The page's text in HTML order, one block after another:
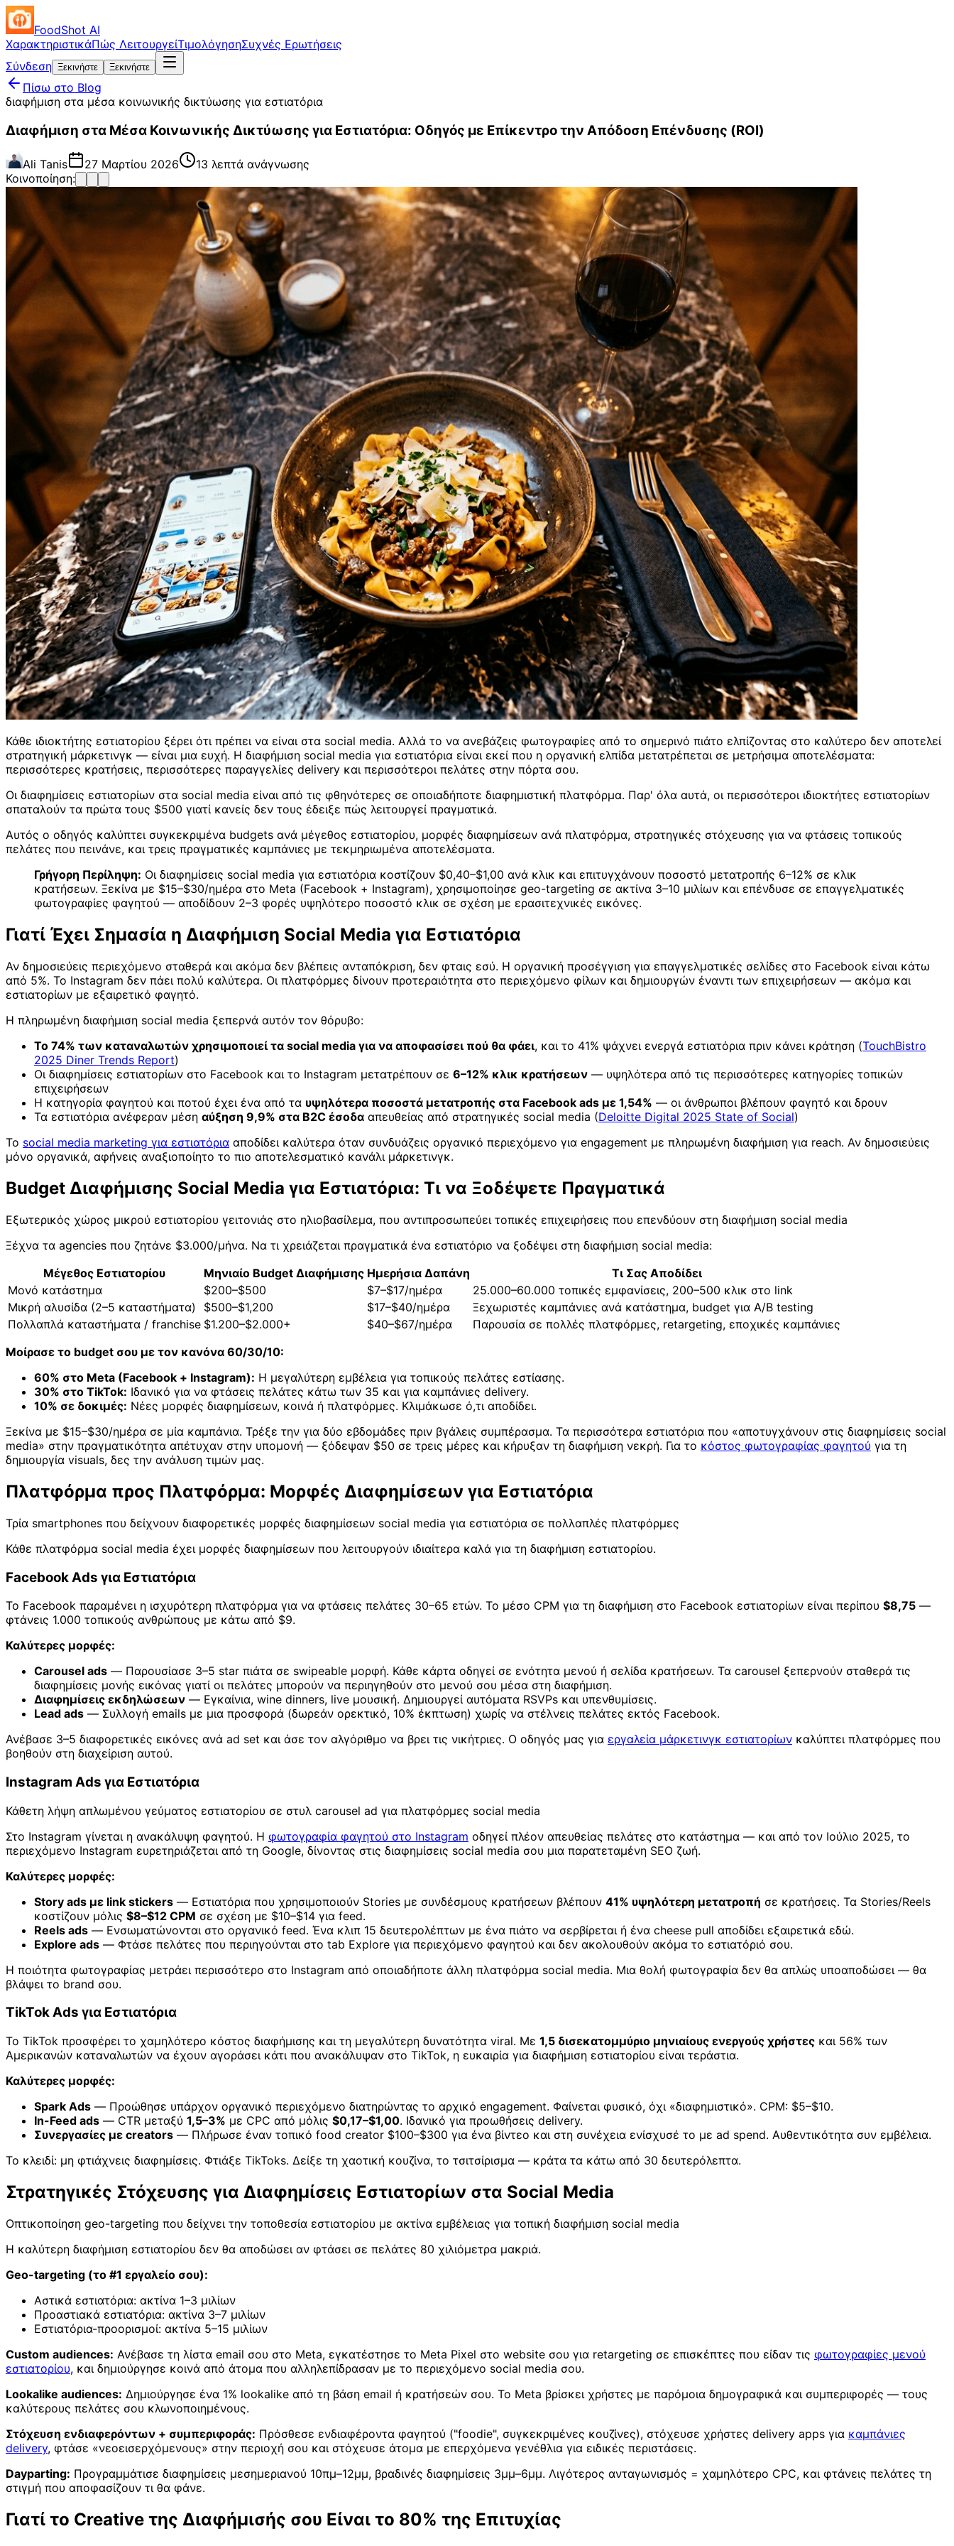
FoodShot AI
ΧαρακτηριστικάΠώς ΛειτουργείΤιμολόγησηΣυχνές Ερωτήσεις
Σύνδεση Ξεκινήστε Ξεκινήστε
Πίσω στο Blog
διαφήμιση στα μέσα κοινωνικής δικτύωσης για εστιατόρια
Διαφήμιση στα Μέσα Κοινωνικής Δικτύωσης για Εστιατόρια: Οδηγός με Επίκεντρο την Απόδοση Επένδυσης (ROI)
Ali Tanis 27 Μαρτίου 2026
13 λεπτά ανάγνωσης
Κοινοποίηση:
Κάθε ιδιοκτήτης εστιατορίου ξέρει ότι πρέπει να είναι στα social media. Αλλά το να ανεβάζεις φωτογραφίες από το σημερινό πιάτο ελπίζοντας στο καλύτερο δεν αποτελεί
στρατηγική μάρκετινγκ — είναι μια ευχή. Η διαφήμιση social media για εστιατόρια είναι εκεί που η οργανική ελπίδα μετατρέπεται σε μετρήσιμα αποτελέσματα:
περισσότερες κρατήσεις, περισσότερες παραγγελίες delivery και περισσότεροι πελάτες στην πόρτα σου.
Οι διαφημίσεις εστιατορίων στα social media είναι από τις φθηνότερες σε οποιαδήποτε διαφημιστική πλατφόρμα. Παρ' όλα αυτά, οι περισσότεροι ιδιοκτήτες εστιατορίων
σπαταλούν τα πρώτα τους $500 γιατί κανείς δεν τους έδειξε πώς λειτουργεί πραγματικά.
Αυτός ο οδηγός καλύπτει συγκεκριμένα budgets ανά μέγεθος εστιατορίου, μορφές διαφημίσεων ανά πλατφόρμα, στρατηγικές στόχευσης για να φτάσεις τοπικούς
πελάτες που πεινάνε, και τρεις πραγματικές καμπάνιες με τεκμηριωμένα αποτελέσματα.
Γρήγορη Περίληψη: Οι διαφημίσεις social media για εστιατόρια κοστίζουν $0,40–$1,00 ανά κλικ και επιτυγχάνουν ποσοστό μετατροπής 6–12% σε κλικ
κρατήσεων. Ξεκίνα με $15–$30/ημέρα στο Meta (Facebook + Instagram), χρησιμοποίησε geo-targeting σε ακτίνα 3–10 μιλίων και επένδυσε σε επαγγελματικές
φωτογραφίες φαγητού — αποδίδουν 2–3 φορές υψηλότερο ποσοστό κλικ σε σχέση με ερασιτεχνικές εικόνες.
Γιατί Έχει Σημασία η Διαφήμιση Social Media για Εστιατόρια
Αν δημοσιεύεις περιεχόμενο σταθερά και ακόμα δεν βλέπεις ανταπόκριση, δεν φταις εσύ. Η οργανική προσέγγιση για επαγγελματικές σελίδες στο Facebook είναι κάτω
από 5%. Το Instagram δεν πάει πολύ καλύτερα. Οι πλατφόρμες δίνουν προτεραιότητα στο περιεχόμενο φίλων και δημιουργών έναντι των επιχειρήσεων — ακόμα και
εστιατορίων με εξαιρετικό φαγητό.
Η πληρωμένη διαφήμιση social media ξεπερνά αυτόν τον θόρυβο:
Το 74% των καταναλωτών χρησιμοποιεί τα social media για να αποφασίσει πού θα φάει, και το 41% ψάχνει ενεργά εστιατόρια πριν κάνει κράτηση (TouchBistro
2025 Diner Trends Report)
Οι διαφημίσεις εστιατορίων στο Facebook και το Instagram μετατρέπουν σε 6–12% κλικ κρατήσεων — υψηλότερα από τις περισσότερες κατηγορίες τοπικών
επιχειρήσεων
Η κατηγορία φαγητού και ποτού έχει ένα από τα υψηλότερα ποσοστά μετατροπής στα Facebook ads με 1,54% — οι άνθρωποι βλέπουν φαγητό και δρουν
Τα εστιατόρια ανέφεραν μέση αύξηση 9,9% στα B2C έσοδα απευθείας από στρατηγικές social media (Deloitte Digital 2025 State of Social)
Το social media marketing για εστιατόρια αποδίδει καλύτερα όταν συνδυάζεις οργανικό περιεχόμενο για engagement με πληρωμένη διαφήμιση για reach. Αν δημοσιεύεις
μόνο οργανικά, αφήνεις αναξιοποίητο το πιο αποτελεσματικό κανάλι μάρκετινγκ.
Budget Διαφήμισης Social Media για Εστιατόρια: Τι να Ξοδέψετε Πραγματικά
Εξωτερικός χώρος μικρού εστιατορίου γειτονιάς στο ηλιοβασίλεμα, που αντιπροσωπεύει τοπικές επιχειρήσεις που επενδύουν στη διαφήμιση social media
Ξέχνα τα agencies που ζητάνε $3.000/μήνα. Να τι χρειάζεται πραγματικά ένα εστιατόριο να ξοδέψει στη διαφήμιση social media:
Μέγεθος Εστιατορίου
Μηνιαίο Budget Διαφήμισης Ημερήσια Δαπάνη
Τι Σας Αποδίδει
Μονό κατάστημα
$200–$500 $7–$17/ημέρα
25.000–60.000 τοπικές εμφανίσεις, 200–500 κλικ στο link
Μικρή αλυσίδα (2–5 καταστήματα)
$500–$1,200 $17–$40/ημέρα
Ξεχωριστές καμπάνιες ανά κατάστημα, budget για A/B testing
Πολλαπλά καταστήματα / franchise $1.200–$2.000+ $40–$67/ημέρα
Παρουσία σε πολλές πλατφόρμες, retargeting, εποχικές καμπάνιες
Μοίρασε το budget σου με τον κανόνα 60/30/10:
60% στο Meta (Facebook + Instagram): Η μεγαλύτερη εμβέλεια για τοπικούς πελάτες εστίασης.
30% στο TikTok: Ιδανικό για να φτάσεις πελάτες κάτω των 35 και για καμπάνιες delivery.
10% σε δοκιμές: Νέες μορφές διαφημίσεων, κοινά ή πλατφόρμες. Κλιμάκωσε ό,τι αποδίδει.
Ξεκίνα με $15–$30/ημέρα σε μία καμπάνια. Τρέξε την για δύο εβδομάδες πριν βγάλεις συμπέρασμα. Τα περισσότερα εστιατόρια που «αποτυγχάνουν στις διαφημίσεις social
media» στην πραγματικότητα απέτυχαν στην υπομονή — ξόδεψαν $50 σε τρεις μέρες και κήρυξαν τη διαφήμιση νεκρή. Για το κόστος φωτογραφίας φαγητού για τη
δημιουργία visuals, δες την ανάλυση τιμών μας.
Πλατφόρμα προς Πλατφόρμα: Μορφές Διαφημίσεων για Εστιατόρια
Τρία smartphones που δείχνουν διαφορετικές μορφές διαφημίσεων social media για εστιατόρια σε πολλαπλές πλατφόρμες
Κάθε πλατφόρμα social media έχει μορφές διαφημίσεων που λειτουργούν ιδιαίτερα καλά για τη διαφήμιση εστιατορίου.
Facebook Ads για Εστιατόρια
Το Facebook παραμένει η ισχυρότερη πλατφόρμα για να φτάσεις πελάτες 30–65 ετών. Το μέσο CPM για τη διαφήμιση στο Facebook εστιατορίων είναι περίπου $8,75 —
φτάνεις 1.000 τοπικούς ανθρώπους με κάτω από $9.
Καλύτερες μορφές:
Carousel ads — Παρουσίασε 3–5 star πιάτα σε swipeable μορφή. Κάθε κάρτα οδηγεί σε ενότητα μενού ή σελίδα κρατήσεων. Τα carousel ξεπερνούν σταθερά τις
διαφημίσεις μονής εικόνας γιατί οι πελάτες μπορούν να περιηγηθούν στο μενού σου μέσα στη διαφήμιση.
Διαφημίσεις εκδηλώσεων — Εγκαίνια, wine dinners, live μουσική. Δημιουργεί αυτόματα RSVPs και υπενθυμίσεις.
Lead ads — Συλλογή emails με μια προσφορά (δωρεάν ορεκτικό, 10% έκπτωση) χωρίς να στέλνεις πελάτες εκτός Facebook.
Ανέβασε 3–5 διαφορετικές εικόνες ανά ad set και άσε τον αλγόριθμο να βρει τις νικήτριες. Ο οδηγός μας για εργαλεία μάρκετινγκ εστιατορίων καλύπτει πλατφόρμες που
βοηθούν στη διαχείριση αυτού.
Instagram Ads για Εστιατόρια
Κάθετη λήψη απλωμένου γεύματος εστιατορίου σε στυλ carousel ad για πλατφόρμες social media
Στο Instagram γίνεται η ανακάλυψη φαγητού. Η φωτογραφία φαγητού στο Instagram οδηγεί πλέον απευθείας πελάτες στο κατάστημα — και από τον Ιούλιο 2025, το
περιεχόμενο Instagram ευρετηριάζεται από τη Google, δίνοντας στις διαφημίσεις social media σου μια παρατεταμένη SEO ζωή.
Καλύτερες μορφές:
Story ads με link stickers — Εστιατόρια που χρησιμοποιούν Stories με συνδέσμους κρατήσεων βλέπουν 41% υψηλότερη μετατροπή σε κρατήσεις. Τα Stories/Reels
κοστίζουν μόλις $8–$12 CPM σε σχέση με $10–$14 για feed.
Reels ads — Ενσωματώνονται στο οργανικό feed. Ένα κλιπ 15 δευτερολέπτων με ένα πιάτο να σερβίρεται ή ένα cheese pull αποδίδει εξαιρετικά εδώ.
Explore ads — Φτάσε πελάτες που περιηγούνται στο tab Explore για περιεχόμενο φαγητού και δεν ακολουθούν ακόμα το εστιατόριό σου.
Η ποιότητα φωτογραφίας μετράει περισσότερο στο Instagram από οποιαδήποτε άλλη πλατφόρμα social media. Μια θολή φωτογραφία δεν θα απλώς υποαποδώσει — θα
βλάψει το brand σου.
TikTok Ads για Εστιατόρια
Το TikTok προσφέρει το χαμηλότερο κόστος διαφήμισης και τη μεγαλύτερη δυνατότητα viral. Με 1,5 δισεκατομμύριο μηνιαίους ενεργούς χρήστες και 56% των
Αμερικανών καταναλωτών να έχουν αγοράσει κάτι που ανακάλυψαν στο TikTok, η ευκαιρία για διαφήμιση εστιατορίου είναι τεράστια.
Καλύτερες μορφές:
Spark Ads — Προώθησε υπάρχον οργανικό περιεχόμενο διατηρώντας το αρχικό engagement. Φαίνεται φυσικό, όχι «διαφημιστικό». CPM: $5–$10.
In-Feed ads — CTR μεταξύ 1,5–3% με CPC από μόλις $0,17–$1,00. Ιδανικό για προωθήσεις delivery.
Συνεργασίες με creators — Πλήρωσε έναν τοπικό food creator $100–$300 για ένα βίντεο και στη συνέχεια ενίσχυσέ το με ad spend. Αυθεντικότητα συν εμβέλεια.
Το κλειδί: μη φτιάχνεις διαφημίσεις. Φτιάξε TikToks. Δείξε τη χαοτική κουζίνα, το τσιτσίρισμα — κράτα τα κάτω από 30 δευτερόλεπτα.
Στρατηγικές Στόχευσης για Διαφημίσεις Εστιατορίων στα Social Media
Οπτικοποίηση geo-targeting που δείχνει την τοποθεσία εστιατορίου με ακτίνα εμβέλειας για τοπική διαφήμιση social media
Η καλύτερη διαφήμιση εστιατορίου δεν θα αποδώσει αν φτάσει σε πελάτες 80 χιλιόμετρα μακριά.
Geo-targeting (το #1 εργαλείο σου):
Αστικά εστιατόρια: ακτίνα 1–3 μιλίων
Προαστιακά εστιατόρια: ακτίνα 3–7 μιλίων
Εστιατόρια-προορισμοί: ακτίνα 5–15 μιλίων
Custom audiences: Ανέβασε τη λίστα email σου στο Meta, εγκατέστησε το Meta Pixel στο website σου για retargeting σε επισκέπτες που είδαν τις φωτογραφίες μενού
εστιατορίου, και δημιούργησε κοινά από άτομα που αλληλεπίδρασαν με το περιεχόμενο social media σου.
Lookalike audiences: Δημιούργησε ένα 1% lookalike από τη βάση email ή κρατήσεών σου. Το Meta βρίσκει χρήστες με παρόμοια δημογραφικά και συμπεριφορές — τους
καλύτερους πελάτες σου κλωνοποιημένους.
Στόχευση ενδιαφερόντων + συμπεριφοράς: Πρόσθεσε ενδιαφέροντα φαγητού ("foodie", συγκεκριμένες κουζίνες), στόχευσε χρήστες delivery apps για καμπάνιες
delivery, φτάσε «νεοεισερχόμενους» στην περιοχή σου και στόχευσε άτομα με επερχόμενα γενέθλια για ειδικές περιστάσεις.
Dayparting: Προγραμμάτισε διαφημίσεις μεσημεριανού 10πμ–12μμ, βραδινές διαφημίσεις 3μμ–6μμ. Λιγότερος ανταγωνισμός = χαμηλότερο CPC, και φτάνεις πελάτες τη
στιγμή που αποφασίζουν τι θα φάνε.
Γιατί το Creative της Διαφήμισής σου Είναι το 80% της Επιτυχίας